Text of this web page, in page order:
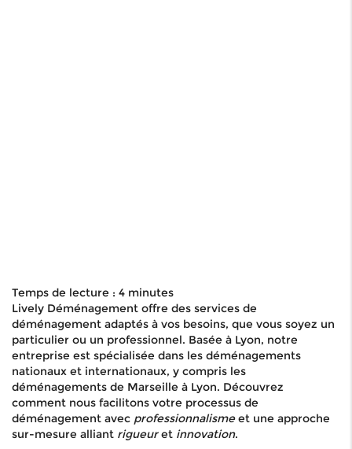
Temps de lecture : 4 minutes
Lively Déménagement offre des services de
déménagement adaptés à vos besoins, que vous soyez un
particulier ou un professionnel. Basée à Lyon, notre
entreprise est spécialisée dans les déménagements
nationaux et internationaux, y compris les
déménagements de Marseille à Lyon. Découvrez
comment nous facilitons votre processus de
déménagement avec professionnalismeet une approche
sur-mesure alliant rigueuret innovation.